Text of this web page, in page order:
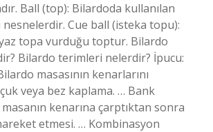
Ball (top): Bilardoda kullanılan
Cue ball (isteka topu):
topa vurduğu toptur. Bilardo
Bilardo terimleri nelerdir? İpucu:
masasının kenarlarını
veya bez kaplama. … Bank
kenarına çarptıktan sonra
etmesi. … Kombinasyon